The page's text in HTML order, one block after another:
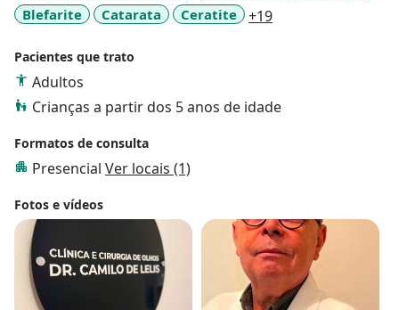
Blefarite
Catarata Ceratite +19
Pacientes que trato
Adultos
Crianças a partir dos 5 anos de idade
Formatos de consulta
Presencial Ver locais (1)
Fotos e vídeos